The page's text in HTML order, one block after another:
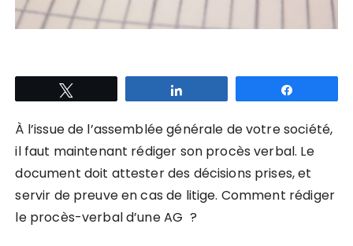
À l’issue de l’assemblée générale de votre société,
il faut maintenant rédiger son procès verbal. Le
document doit attester des décisions prises, et
servir de preuve en cas de litige. Comment rédiger
le procès-verbal d’une AG ?